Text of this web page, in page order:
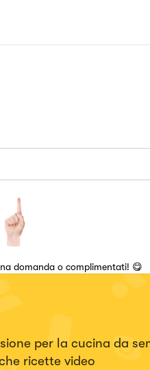
domanda o complimentati! 😋
per la cucina da
ricette video